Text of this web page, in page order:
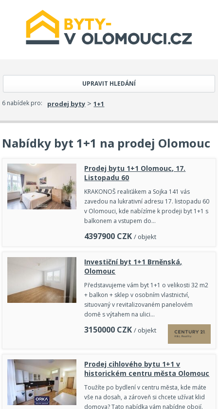
UPRAVIT HLEDÁNÍ
6 nabídek pro: prodej byty >1+1
Nabídky byt 1+1 na prodej Olomouc
Prodej bytu 1+1 Olomouc, 17.
Listopadu 60
KRAKONOŠ realiťákem a Sojka 141 vás
zavedou na lukrativní adresu 17. listopadu 60
v Olomouci, kde nabízíme k prodeji byt 1+1 s
balkonem a vstupem do…
4397900 CZK / objekt
Investiční byt 1+1 Brněnská,
Olomouc
Představujeme vám byt 1+1 o velikosti 32 m2
+ balkon + sklep v osobním vlastnictví,
situovaný v revitalizovaném panelovém
domě s výtahem na ulici…
3150000 CZK / objekt
Prodej cihlového bytu 1+1 v
historickém centru města Olomouc
Toužíte po bydlení v centru města, kde máte
vše na dosah, a zároveň si chcete užívat klid
domova? Tato nabídka vám nabídne obojí.